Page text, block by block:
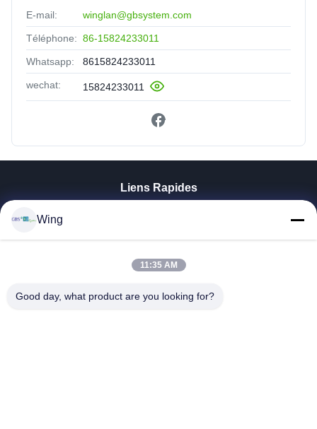
E-mail: winglan@gbsystem.com
Téléphone: 86-15824233011
Whatsapp: 8615824233011
wechat: 15824233011
Liens Rapides
Le Spectacle VR
Visite De L'usine
Wing
11:35 AM
Good day, what product are you looking for?